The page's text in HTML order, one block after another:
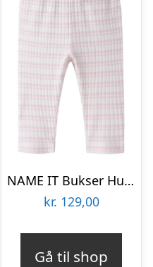
NAME IT Bukser Hutla Cradle Pink
kr. 129,00
Gå til shop